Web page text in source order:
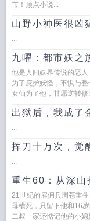
市！顶点小说...
山野小神医很凶
...
九曜：都市妖之
他是人间妖界传说的恶
为了庇护妖怪，不惧与
女仙为了他，甘愿逆转
出狱后，我成了
...
挥刀十万次，觉
...
重生60：从深山
21世纪的雇佣兵周苍重
母横死，只留下他和16
二叔一家还惦记他的小